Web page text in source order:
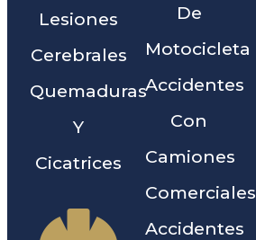
Lesiones
Cerebrales
Quemaduras
Y
Cicatrices
De
Motocicleta
Accidentes
Con
Camiones
Comerciales
Accidentes